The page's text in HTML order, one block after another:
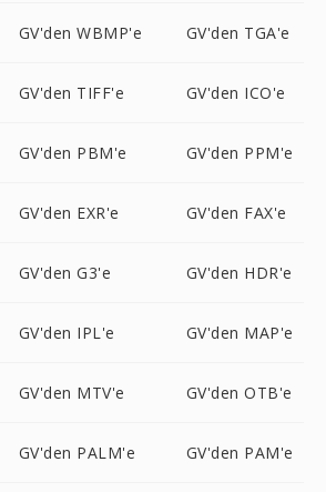
GV'den WBMP'e GV'den TGA'e
GV'den TIFF'e GV'den ICO'e
GV'den PBM'e GV'den PPM'e
GV'den EXR'e GV'den FAX'e
GV'den G3'e GV'den HDR'e
GV'den IPL'e GV'den MAP'e
GV'den MTV'e GV'den OTB'e
GV'den PALM'e GV'den PAM'e